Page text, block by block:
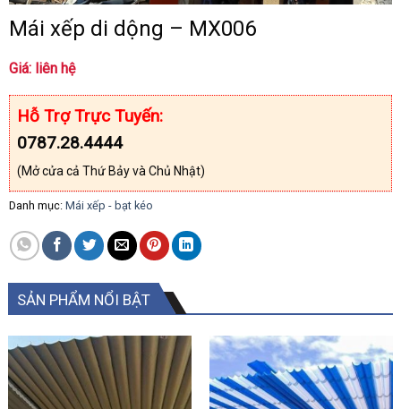
Mái xếp di dộng – MX006
Giá: liên hệ
Hỗ Trợ Trực Tuyến:
0787.28.4444
(Mở cửa cả Thứ Bảy và Chủ Nhật)
Danh mục: Mái xếp - bạt kéo
SẢN PHẨM NỔI BẬT